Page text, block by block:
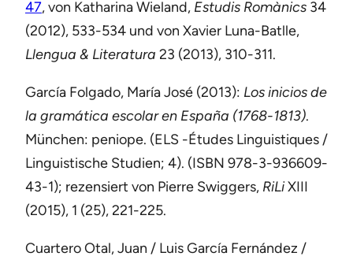
47, von Katharina Wieland, Estudis Romànics 34
(2012), 533-534 und von Xavier Luna-Batlle,
Llengua & Literatura 23 (2013), 310-311.
García Folgado, María José (2013): Los inicios de
la gramática escolar en España (1768-1813).
München: peniope. (ELS -Études Linguistiques /
Linguistische Studien; 4). (ISBN 978-3-936609-
43-1); rezensiert von Pierre Swiggers, RiLiXIII
(2015), 1 (25), 221-225.
Cuartero Otal, Juan / Luis García Fernández /